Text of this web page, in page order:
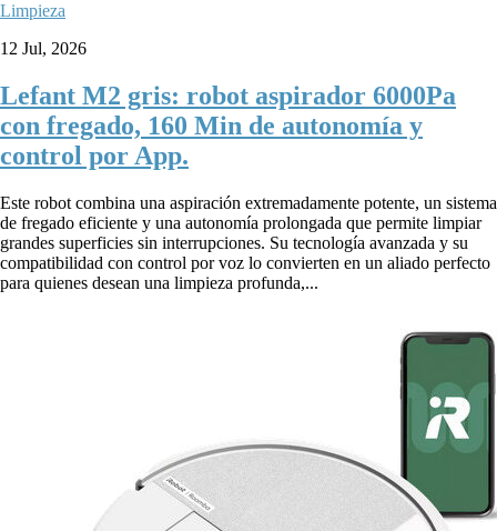
Limpieza
12 Jul, 2026
Lefant M2 gris: robot aspirador 6000Pa
con fregado, 160 Min de autonomía y
control por App.
Este robot combina una aspiración extremadamente potente, un sistema
de fregado eficiente y una autonomía prolongada que permite limpiar
grandes superficies sin interrupciones. Su tecnología avanzada y su
compatibilidad con control por voz lo convierten en un aliado perfecto
para quienes desean una limpieza profunda,...